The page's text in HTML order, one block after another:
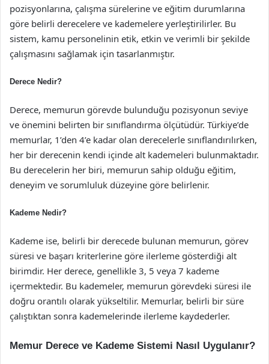
pozisyonlarına, çalışma sürelerine ve eğitim durumlarına
göre belirli derecelere ve kademelere yerleştirilirler. Bu
sistem, kamu personelinin etik, etkin ve verimli bir şekilde
çalışmasını sağlamak için tasarlanmıştır.
Derece Nedir?
Derece, memurun görevde bulunduğu pozisyonun seviye
ve önemini belirten bir sınıflandırma ölçütüdür. Türkiye’de
memurlar, 1’den 4’e kadar olan derecelerle sınıflandırılırken,
her bir derecenin kendi içinde alt kademeleri bulunmaktadır.
Bu derecelerin her biri, memurun sahip olduğu eğitim,
deneyim ve sorumluluk düzeyine göre belirlenir.
Kademe Nedir?
Kademe ise, belirli bir derecede bulunan memurun, görev
süresi ve başarı kriterlerine göre ilerleme gösterdiği alt
birimdir. Her derece, genellikle 3, 5 veya 7 kademe
içermektedir. Bu kademeler, memurun görevdeki süresi ile
doğru orantılı olarak yükseltilir. Memurlar, belirli bir süre
çalıştıktan sonra kademelerinde ilerleme kaydederler.
Memur Derece ve Kademe Sistemi Nasıl Uygulanır?